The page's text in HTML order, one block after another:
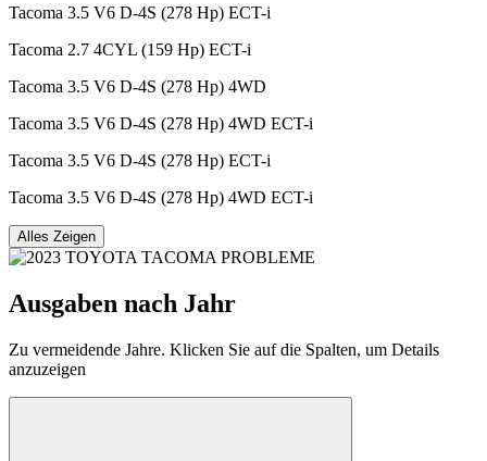
Tacoma 3.5 V6 D-4S (278 Hp) ECT-i
Tacoma 2.7 4CYL (159 Hp) ECT-i
Tacoma 3.5 V6 D-4S (278 Hp) 4WD
Tacoma 3.5 V6 D-4S (278 Hp) 4WD ECT-i
Tacoma 3.5 V6 D-4S (278 Hp) ECT-i
Tacoma 3.5 V6 D-4S (278 Hp) 4WD ECT-i
Alles Zeigen
Ausgaben nach Jahr
Zu vermeidende Jahre. Klicken Sie auf die Spalten, um Details
anzuzeigen